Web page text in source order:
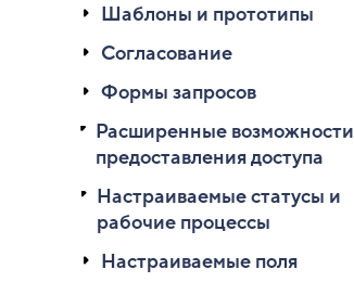
Шаблоны и прототипы
Согласование
Формы запросов
Расширенные возможности
предоставления доступа
Настраиваемые статусы и
рабочие процессы
Настраиваемые поля